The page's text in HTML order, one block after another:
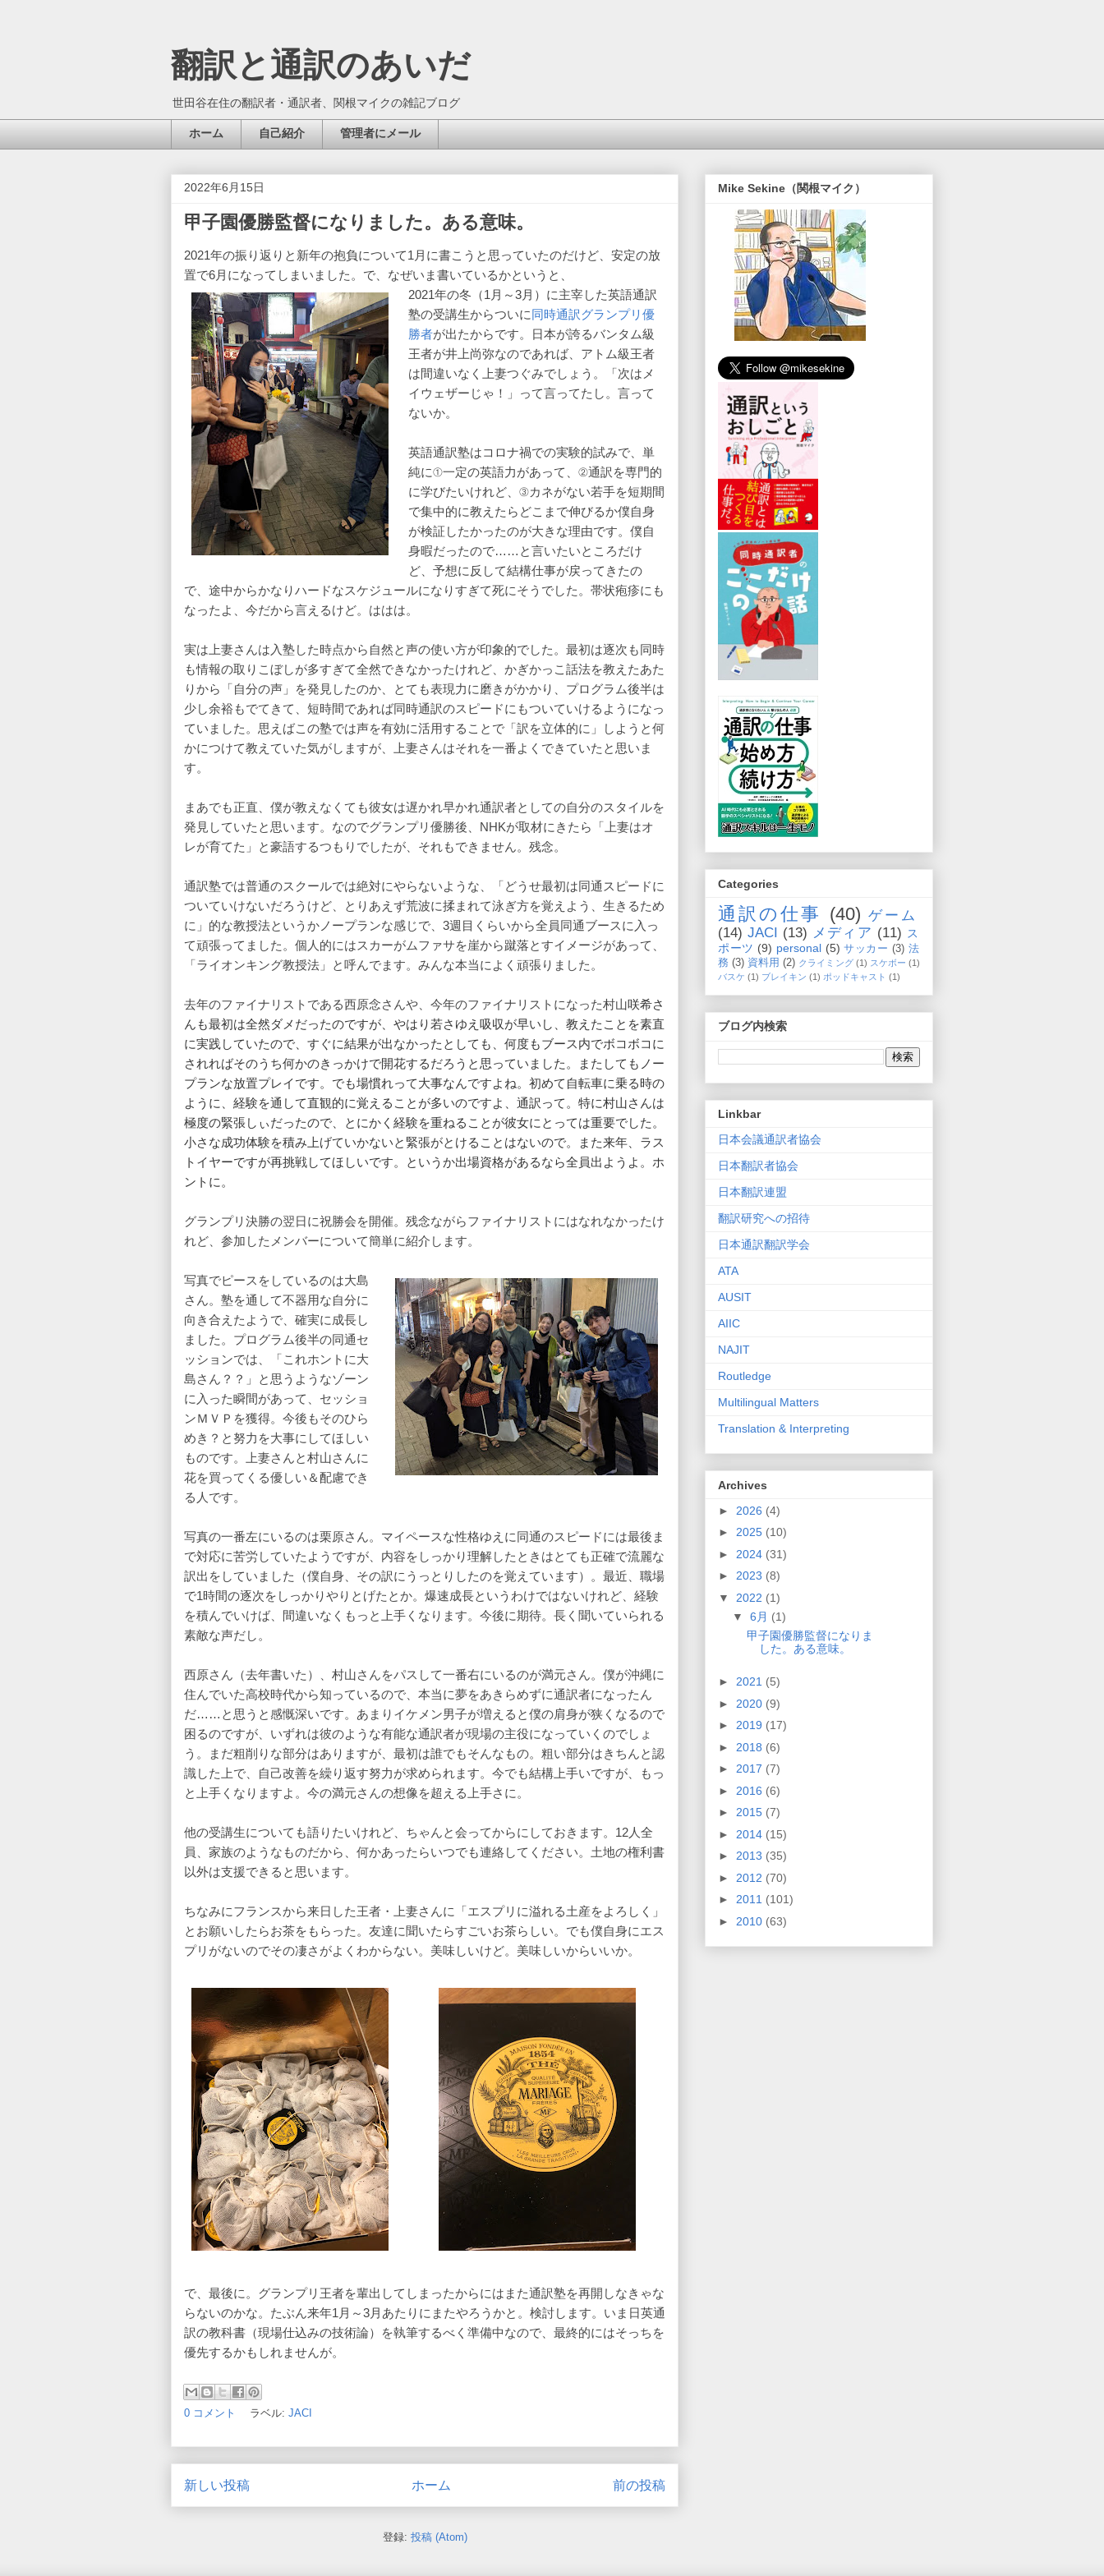
翻訳と通訳のあいだ
世田谷在住の翻訳者・通訳者、関根マイクの雑記ブログ
ホーム 自己紹介 管理者にメール
2022年6月15日
甲子園優勝監督になりました。ある意味。
2021年の振り返りと新年の抱負について1月に書こうと思っていたのだけど、安定の放
置で6月になってしまいました。で、なぜいま書いているかというと、
2021年の冬（1月～3月）に主宰した英語通訳
塾の受講生からついに同時通訳グランプリ優
勝者が出たからです。日本が誇るバンタム級
王者が井上尚弥なのであれば、アトム級王者
は間違いなく上妻つぐみでしょう。「次はメ
イウェザーじゃ！」って言ってたし。言って
ないか。
英語通訳塾はコロナ禍での実験的試みで、単
純に①一定の英語力があって、②通訳を専門的
に学びたいけれど、③カネがない若手を短期間
で集中的に教えたらどこまで伸びるか僕自身
が検証したかったのが大きな理由です。僕自
身暇だったので……と言いたいところだけ
ど、予想に反して結構仕事が戻ってきたの
で、途中からかなりハードなスケジュールになりすぎて死にそうでした。帯状疱疹にも
なったよ、今だから言えるけど。ははは。
実は上妻さんは入塾した時点から自然と声の使い方が印象的でした。最初は逐次も同時
も情報の取りこぼしが多すぎて全然できなかったけれど、かぎかっこ話法を教えたあた
りから「自分の声」を発見したのか、とても表現力に磨きがかかり、プログラム後半は
少し余裕もでてきて、短時間であれば同時通訳のスピードにもついていけるようになっ
ていました。思えばこの塾では声を有効に活用することで「訳を立体的に」しようと何
かにつけて教えていた気がしますが、上妻さんはそれを一番よくできていたと思いま
す。
まあでも正直、僕が教えなくても彼女は遅かれ早かれ通訳者としての自分のスタイルを
発見していたと思います。なのでグランプリ優勝後、NHKが取材にきたら「上妻はオ
レが育てた」と豪語するつもりでしたが、それもできません。残念。
通訳塾では普通のスクールでは絶対にやらないような、「どうせ最初は同通スピードに
ついていけないだろうけど、とりあえず荒波に揉まれて泳ぎ方を覚えよう、生きるため
に」的な教授法というかノープランな感じで、3週目くらいから全員同通ブースに入っ
て頑張ってました。個人的にはスカーがムファサを崖から蹴落とすイメージがあって、
「ライオンキング教授法」と呼んでます。みんな本当によく頑張りました。
去年のファイナリストである西原念さんや、今年のファイナリストになった村山咲希さ
んも最初は全然ダメだったのですが、やはり若さゆえ吸収が早いし、教えたことを素直
に実践していたので、すぐに結果が出なかったとしても、何度もブース内でボコボコに
されればそのうち何かのきっかけで開花するだろうと思っていました。またしてもノー
プランな放置プレイです。でも場慣れって大事なんですよね。初めて自転車に乗る時の
ように、経験を通して直観的に覚えることが多いのですよ、通訳って。特に村山さんは
極度の緊張しぃだったので、とにかく経験を重ねることが彼女にとっては重要でした。
小さな成功体験を積み上げていかないと緊張がとけることはないので。また来年、ラス
トイヤーですが再挑戦してほしいです。というか出場資格があるなら全員出ようよ。ホ
ントに。
グランプリ決勝の翌日に祝勝会を開催。残念ながらファイナリストにはなれなかったけ
れど、参加したメンバーについて簡単に紹介します。
写真でピースをしているのは大島
さん。塾を通して不器用な自分に
向き合えたようで、確実に成長し
ました。プログラム後半の同通セ
ッションでは、「これホントに大
島さん？？」と思うようなゾーン
に入った瞬間があって、セッショ
ンＭＶＰを獲得。今後もそのひら
めき？と努力を大事にしてほしい
ものです。上妻さんと村山さんに
花を買ってくる優しい＆配慮でき
る人です。
写真の一番左にいるのは栗原さん。マイペースな性格ゆえに同通のスピードには最後ま
で対応に苦労していたようですが、内容をしっかり理解したときはとても正確で流麗な
訳出をしていました（僕自身、その訳にうっとりしたのを覚えています）。最近、職場
で1時間の逐次をしっかりやりとげたとか。爆速成長というわけではないけれど、経験
を積んでいけば、間違いなくもっと上手くなります。今後に期待。長く聞いていられる
素敵な声だし。
西原さん（去年書いた）、村山さんをパスして一番右にいるのが満元さん。僕が沖縄に
住んでいた高校時代から知っているので、本当に夢をあきらめずに通訳者になったん
だ……と思うと感慨深いです。あまりイケメン男子が増えると僕の肩身が狭くなるので
困るのですが、いずれは彼のような有能な通訳者が現場の主役になっていくのでしょ
う。まだ粗削りな部分はありますが、最初は誰でもそんなもの。粗い部分はきちんと認
識した上で、自己改善を繰り返す努力が求められます。今でも結構上手いですが、もっ
と上手くなりますよ。今の満元さんの想像を超える上手さに。
他の受講生についても語りたいけれど、ちゃんと会ってからにしておきます。12人全
員、家族のようなものだから、何かあったらいつでも連絡してください。土地の権利書
以外は支援できると思います。
ちなみにフランスから来日した王者・上妻さんに「エスプリに溢れる土産をよろしく」
とお願いしたらお茶をもらった。友達に聞いたらすごいお茶らしい。でも僕自身にエス
プリがないのでその凄さがよくわからない。美味しいけど。美味しいからいいか。
で、最後に。グランプリ王者を輩出してしまったからにはまた通訳塾を再開しなきゃな
らないのかな。たぶん来年1月～3月あたりにまたやろうかと。検討します。いま日英通
訳の教科書（現場仕込みの技術論）を執筆するべく準備中なので、最終的にはそっちを
優先するかもしれませんが。
0 コメント ラベル: JACI
新しい投稿 前の投稿
ホーム
登録: 投稿 (Atom)
Mike Sekine（関根マイク）
Categories
通訳の仕事 (40) ゲーム
(14) JACI (13) メディア (11) ス
ポーツ (9) personal (5) サッカー (3) 法
務 (3) 資料用 (2) クライミング (1) スケボー (1)
バスケ (1) ブレイキン (1) ポッドキャスト (1)
ブログ内検索
Linkbar
日本会議通訳者協会
日本翻訳者協会
日本翻訳連盟
翻訳研究への招待
日本通訳翻訳学会
ATA
AUSIT
AIIC
NAJIT
Routledge
Multilingual Matters
Translation & Interpreting
Archives
► 2026 (4)
► 2025 (10)
► 2024 (31)
► 2023 (8)
▼ 2022 (1)
▼ 6月 (1)
甲子園優勝監督になりま
した。ある意味。
► 2021 (5)
► 2020 (9)
► 2019 (17)
► 2018 (6)
► 2017 (7)
► 2016 (6)
► 2015 (7)
► 2014 (15)
► 2013 (35)
► 2012 (70)
► 2011 (101)
► 2010 (63)